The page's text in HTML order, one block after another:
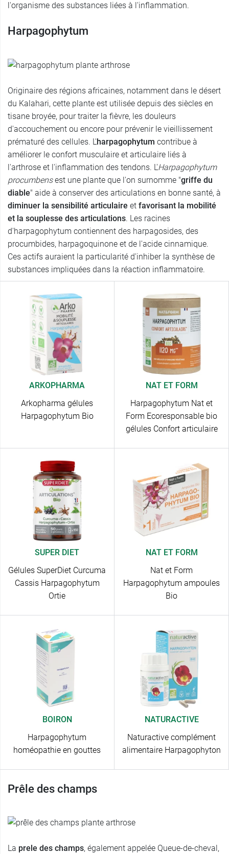
l'organisme des substances liées à l'inflammation.
Harpagophytum
Originaire des régions africaines, notamment dans le désert
du Kalahari, cette plante est utilisée depuis des siècles en
tisane broyée, pour traiter la fièvre, les douleurs
d'accouchement ou encore pour prévenir le vieillissement
prématuré des cellules. L'harpagophytum contribue à
améliorer le confort musculaire et articulaire liés à
l'arthrose et l'inflammation des tendons. L'Harpagophytum
procumbensest une plante que l'on surnomme "griffe du
diable" aide à conserver des articulations en bonne santé, à
diminuer la sensibilité articulaire et favorisant la mobilité
et la souplesse des articulations. Les racines
d'harpagophytum contiennent des harpagosides, des
procumbides, harpagoquinone et de l'acide cinnamique.
Ces actifs auraient la particularité d'inhiber la synthèse de
substances impliquées dans la réaction inflammatoire.
ARKOPHARMA
Arkopharma gélules
Harpagophytum Bio
NAT ET FORM
Harpagophytum Nat et
Form Ecoresponsable bio
gélules Confort articulaire
SUPER DIET
Gélules SuperDiet Curcuma
Cassis Harpagophytum
Ortie
NAT ET FORM
Nat et Form
Harpagophytum ampoules
Bio
BOIRON
Harpagophytum
homéopathie en gouttes
NATURACTIVE
Naturactive complément
alimentaire Harpagophyton
Prêle des champs
La prele des champs, également appelée Queue-de-cheval,